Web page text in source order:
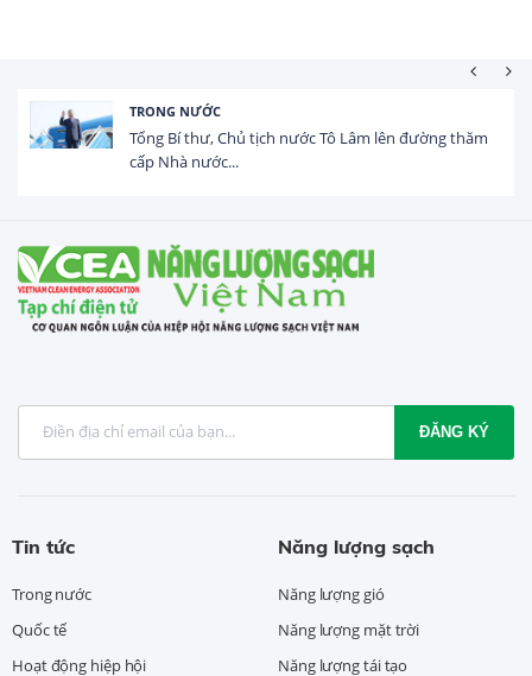
HOẠT ĐỘNG ĐẦU TƯ
Tổng vốn FDI đăng ký vào Việt Nam đạt gần 25 tỷ
USD trong 5 tháng...
ĐĂNG KÝ
Tin tức
Trong nước
Quốc tế
Hoạt động hiệp hội
Năng lượng sạch
Năng lượng gió
Năng lượng mặt trời
Năng lượng tái tạo